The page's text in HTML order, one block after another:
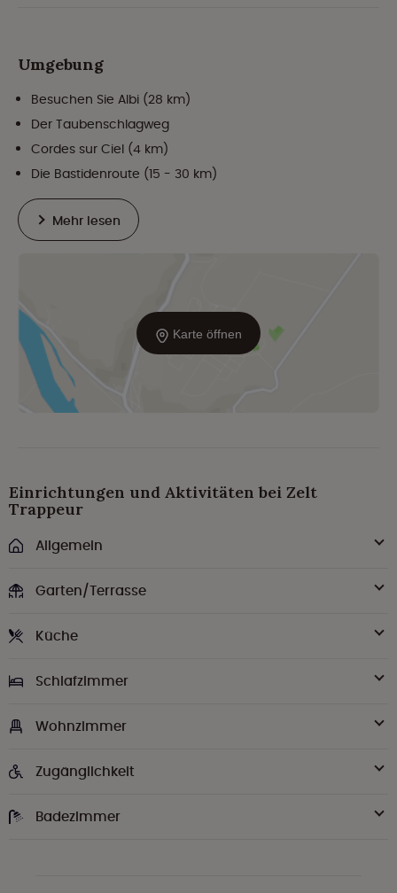
Karte öffnen
Umgebung
Besuchen Sie Albi (28 km)
Der Taubenschlagweg
Cordes sur Ciel (4 km)
Die Bastidenroute (15 - 30 km)
Mehr lesen
Einrichtungen und Aktivitäten bei Zelt
Trappeur
Allgemein
Garten/Terrasse
Küche
Schlafzimmer
Wohnzimmer
Zugänglichkeit
Badezimmer